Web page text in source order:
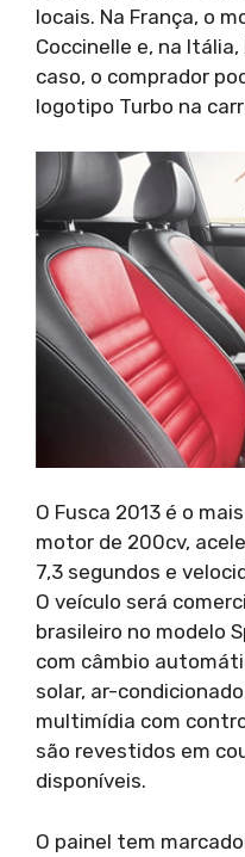
locais. Na França, o
Coccinelle e, na
caso, o comprador
logotipo Turbo na
O Fusca 2013 é o
motor de 200cv,
7,3 segundos e
O veículo será
brasileiro no modelo
com câmbio
solar, ar-
multimídia com
são revestidos em
disponíveis.
O painel tem